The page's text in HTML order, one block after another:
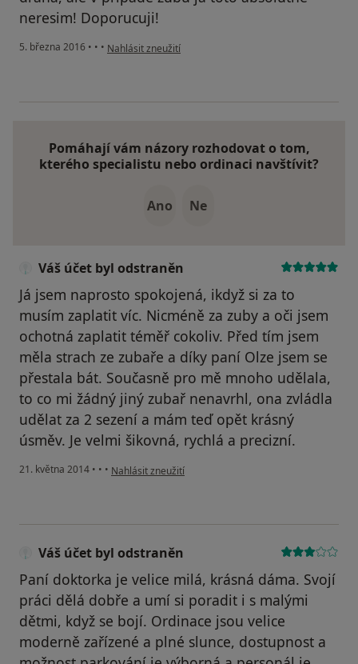
neresim! Doporucuji!
5. března 2016 • • • podle názoru uživatele Váš účet byl odstraněn
Nahlásit zneužití
Pomáhají vám názory rozhodovat o tom,
kterého specialistu nebo ordinaci navštívit?
Ano Ne
Váš účet byl odstraněn
Já jsem naprosto spokojená, ikdyž si za to
musím zaplatit víc. Nicméně za zuby a oči jsem
ochotná zaplatit téměř cokoliv. Před tím jsem
měla strach ze zubaře a díky paní Olze jsem se
přestala bát. Současně pro mě mnoho udělala,
to co mi žádný jiný zubař nenavrhl, ona zvládla
udělat za 2 sezení a mám teď opět krásný
úsměv. Je velmi šikovná, rychlá a precizní.
21. května 2014 • • • podle názoru uživatele Váš účet byl odstraněn
Nahlásit zneužití
Váš účet byl odstraněn
Paní doktorka je velice milá, krásná dáma. Svojí
práci dělá dobře a umí si poradit i s malými
dětmi, když se bojí. Ordinace jsou velice
moderně zařízené a plné slunce, dostupnost a